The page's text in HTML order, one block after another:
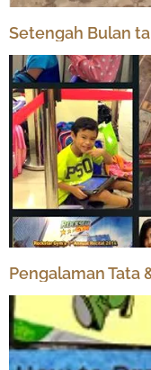
Setengah Bulan
Pengalaman Tata